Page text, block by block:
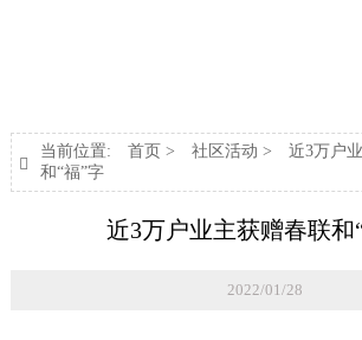

当前位置: 首页 > 社区活动 >
近3万户
和“福”字
近3万户业主获赠春联和
2022/01/28